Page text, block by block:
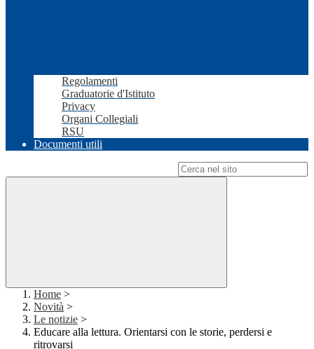
Regolamenti
Graduatorie d'Istituto
Privacy
Organi Collegiali
RSU
Documenti utili
Home >
Novità >
Le notizie >
Educare alla lettura. Orientarsi con le storie, perdersi e
ritrovarsi